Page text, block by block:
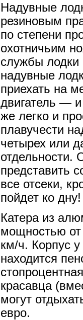
Надувные
резиновым
по степени
охотничьим
службы
надувные
приехать на
двигатель —
же легко и
плавучести
четырех или
отдельности.
представить
все отсеки,
пойдет ко дну!
Катера из
мощностью от
км/ч. Корпус
находится
красавца
могут
евро.